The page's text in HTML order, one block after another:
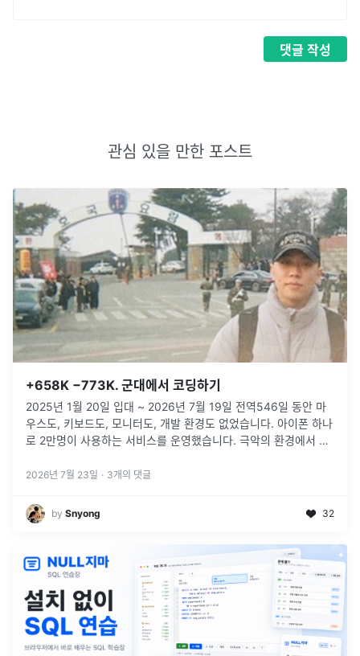
댓글 작성
관심 있을 만한 포스트
+658K −773K. 군대에서 코딩하기
2025년 1월 20일 입대 ~ 2026년 7월 19일 전역546일 동안 마
우스도, 키보드도, 모니터도, 개발 환경도 없었습니다. 아이폰 하나
로 2만명이 사용하는 서비스를 운영했습니다. 극악의 환경에서 기
2026년 7월 23일 · 3개의 댓글
by Snyong 32